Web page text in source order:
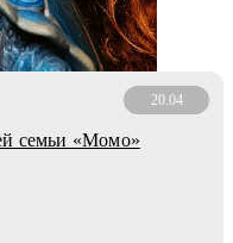
20.04
семьи «Момо»